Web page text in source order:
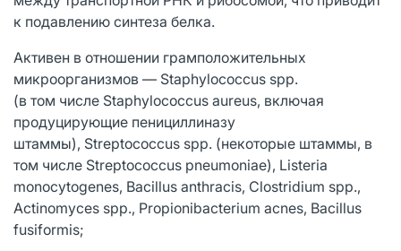
к подавлению синтеза белка.
Активен в отношении грамположительных
микроорганизмов — Staphylococcus spp.
(в том числе Staphylococcus aureus, включая
продуцирующие пенициллиназу
штаммы), Streptococcus spp. (некоторые штаммы, в
том числе Streptococcus pneumoniae), Listeria
monocytogenes, Bacillus anthracis, Clostridium spp.,
Actinomyces spp., Propionibacterium acnes, Bacillus
fusiformis;